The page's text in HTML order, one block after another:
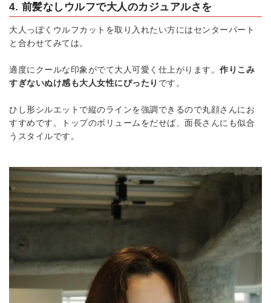
4. 前髪なしウルフで大人のカジュアルさを
大人っぽくウルフカットを取り入れたい方にはセンターパート
と合わせてみては。
適度にクールな印象がでて大人可愛く仕上がります。 作りこみ
すぎないぬけ感も大人女性にぴったり です。
ひし形シルエットで縦のラインを強調できるので丸顔さんにお
すすめです。トップのボリュームをだせば、面長さんにも似合
うスタイルです。